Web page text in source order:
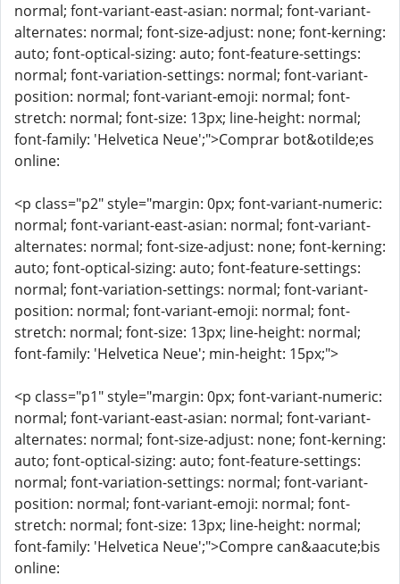
normal; font-variant-east-asian: normal; font-variant-
alternates: normal; font-size-adjust: none; font-kerning:
auto; font-optical-sizing: auto; font-feature-settings:
normal; font-variation-settings: normal; font-variant-
position: normal; font-variant-emoji: normal; font-
stretch: normal; font-size: 13px; line-height: normal;
font-family: 'Helvetica Neue';">Comprar bot&otilde;es
online:
<p class="p2" style="margin: 0px; font-variant-numeric:
normal; font-variant-east-asian: normal; font-variant-
alternates: normal; font-size-adjust: none; font-kerning:
auto; font-optical-sizing: auto; font-feature-settings:
normal; font-variation-settings: normal; font-variant-
position: normal; font-variant-emoji: normal; font-
stretch: normal; font-size: 13px; line-height: normal;
font-family: 'Helvetica Neue'; min-height: 15px;">
<p class="p1" style="margin: 0px; font-variant-numeric:
normal; font-variant-east-asian: normal; font-variant-
alternates: normal; font-size-adjust: none; font-kerning:
auto; font-optical-sizing: auto; font-feature-settings:
normal; font-variation-settings: normal; font-variant-
position: normal; font-variant-emoji: normal; font-
stretch: normal; font-size: 13px; line-height: normal;
font-family: 'Helvetica Neue';">Compre can&aacute;bis
online: